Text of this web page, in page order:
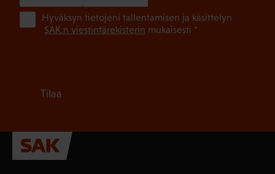
Hyväksyn tietojeni tallentamisen ja käsittelyn
SAK:n viestintärekisterin mukaisesti *
Tilaa